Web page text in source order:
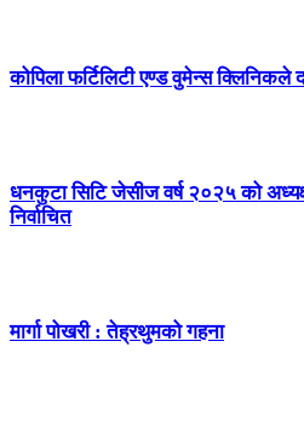
कोपिला फर्टिलिटी एण्ड वुमेन्स क्लिनिकले
धनकुटा सिटि जेसीज वर्ष २०२५ को
निर्वाचित
मार्गा पोखरी : तेह्रथुमको गहना